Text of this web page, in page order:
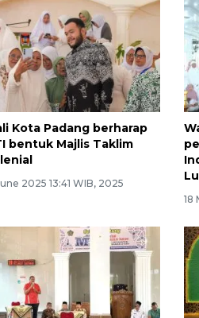
Kota Padang berharap
bentuk Majlis Taklim
2025 13:41 WIB, 2025
18